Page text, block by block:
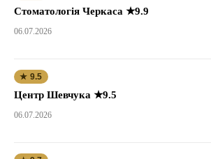
Стоматологія Черкаса ★9.9
06.07.2026
★ 9.5
Центр Шевчука ★9.5
06.07.2026